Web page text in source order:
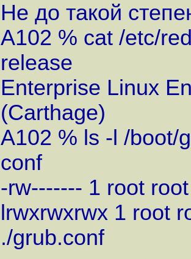
Не до такой
A102 % cat /etc/
Enterprise Linux
(Carthage)
A102 % ls -l /boot/
-rw------- 1 root
lrwxrwxrwx 1
./grub.conf